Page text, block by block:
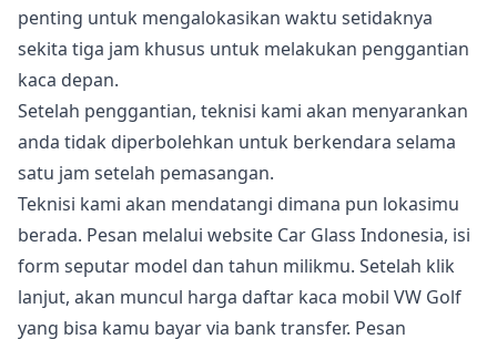
penting untuk mengalokasikan waktu setidaknya
sekita tiga jam khusus untuk melakukan penggantian
kaca depan.
Setelah penggantian, teknisi kami akan menyarankan
anda tidak diperbolehkan untuk berkendara selama
satu jam setelah pemasangan.
Teknisi kami akan mendatangi dimana pun lokasimu
berada. Pesan melalui website Car Glass Indonesia, isi
form seputar model dan tahun milikmu. Setelah klik
lanjut, akan muncul harga daftar kaca mobil VW Golf
yang bisa kamu bayar via bank transfer. Pesan